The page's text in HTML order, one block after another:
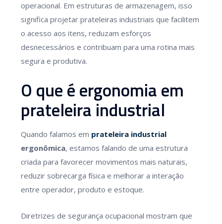
operacional. Em estruturas de armazenagem, isso
significa projetar prateleiras industriais que facilitem
o acesso aos itens, reduzam esforços
desnecessários e contribuam para uma rotina mais
segura e produtiva.
O que é ergonomia em
prateleira industrial
Quando falamos em prateleira industrial
ergonômica, estamos falando de uma estrutura
criada para favorecer movimentos mais naturais,
reduzir sobrecarga física e melhorar a interação
entre operador, produto e estoque.
Diretrizes de segurança ocupacional mostram que